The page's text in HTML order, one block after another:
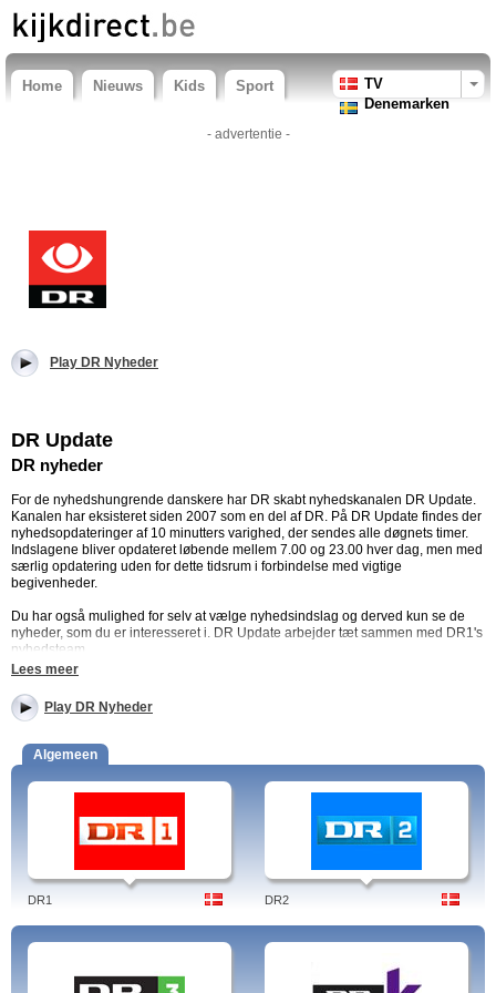
Home Nieuws Kids Sport
TV
Denemarken
- advertentie -
Play DR Nyheder
DR Update
DR nyheder
For de nyhedshungrende danskere har DR skabt nyhedskanalen DR Update.
Kanalen har eksisteret siden 2007 som en del af DR. På DR Update findes der
nyhedsopdateringer af 10 minutters varighed, der sendes alle døgnets timer.
Indslagene bliver opdateret løbende mellem 7.00 og 23.00 hver dag, men med
særlig opdatering uden for dette tidsrum i forbindelse med vigtige
begivenheder.
Du har også mulighed for selv at vælge nyhedsindslag og derved kun se de
nyheder, som du er interesseret i. DR Update arbejder tæt sammen med DR1's
nyhedsteam.
Landsdækkende nyheder
Update sammen med regionale tv-stationer rundt i landet. Dette sikrer hurtig og
præcis dækning, hvad end der er sket, og hvor end i landet, det er sket.
Med dygtige udlandskorrespondenter i verdens brændpunkter garanterer DR
Update, at de vigtigste nyheder fra udlandet bliver dækket i deres udsendelser.
I samarbejde med DR1 og DMI har DR Update løbende opdateringer af
dagens vejr i Danmark og Europa. Der sendes vejrudsigter hele dagen med
Lees meer
Play DR Nyheder
Algemeen
DR1 DR2